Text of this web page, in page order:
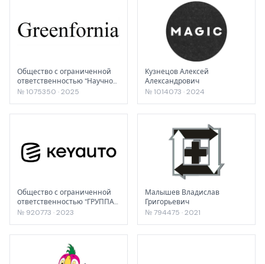
Общество с ограниченной
ответственностью "Научно-
производственное
№ 1075350 · 2025
Кузнецов Алексей
Александрович
№ 1014073 · 2024
Общество с ограниченной
ответственностью "ГРУППА
КОМПАНИЙ "СБСВ-
№ 920773 · 2023
Малышев Владислав
Григорьевич
№ 794475 · 2021